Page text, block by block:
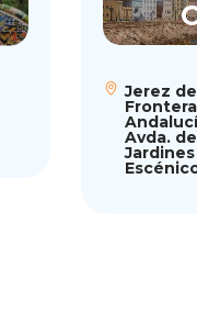
Jerez
Avda.
Jardines